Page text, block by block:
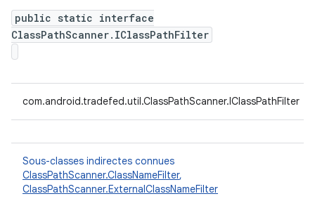
public static interface
ClassPathScanner.IClassPathFilter
com.android.tradefed.util.ClassPathScanner.IClassPathFilter
Sous-classes indirectes connues
ClassPathScanner.ClassNameFilter,
ClassPathScanner.ExternalClassNameFilter